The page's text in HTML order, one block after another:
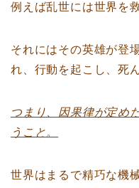
例えば乱世には世界を
それにはその英雄が登
れ、行動を起こし、死
つまり、因果律が定め
うこと。
世界はまるで精巧な機